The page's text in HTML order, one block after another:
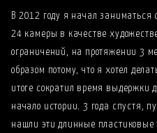
В 2012 году я начал заниматься
24 камеры в качестве
ограничений, на протяжении 3
образом потому, что я хотел
итоге сократил время выдержки
начало истории. 3 года спустя,
нашли эти длинные пластиковые